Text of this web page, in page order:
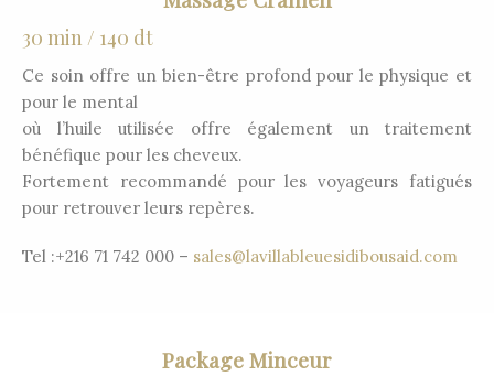
30 min / 140 dt
Ce soin offre un bien-être profond pour le physique et
pour le mental
où l’huile utilisée offre également un traitement
bénéfique pour les cheveux.
Fortement recommandé pour les voyageurs fatigués
pour retrouver leurs repères.
Tel :+216 71 742 000 – sales@lavillableuesidibousaid.com
Package Minceur